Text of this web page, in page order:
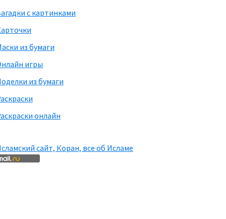
с картинками
из бумаги
игры
из бумаги
онлайн
сайт, Коран, все об Исламе